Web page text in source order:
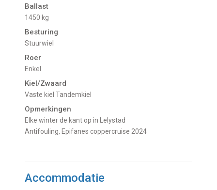
Ballast
1450 kg
Besturing
Stuurwiel
Roer
Enkel
Kiel/Zwaard
vaste kiel Tandemkiel
Opmerkingen
Elke winter de kant op in Lelystad
Antifouling, Epifanes coppercruise 2024
Accommodatie